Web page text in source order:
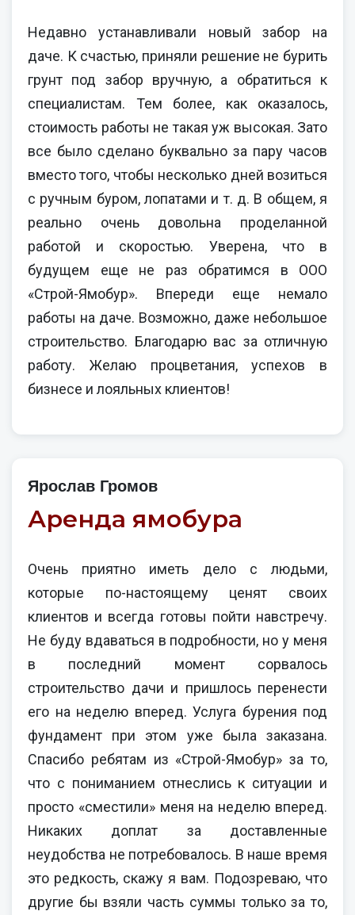
Недавно устанавливали новый забор на
даче. К счастью, приняли решение не бурить
грунт под забор вручную, а обратиться к
специалистам. Тем более, как оказалось,
стоимость работы не такая уж высокая. Зато
все было сделано буквально за пару часов
вместо того, чтобы несколько дней возиться
с ручным буром, лопатами и т. д. В общем, я
реально очень довольна проделанной
работой и скоростью. Уверена, что в
будущем еще не раз обратимся в ООО
«Строй-Ямобур». Впереди еще немало
работы на даче. Возможно, даже небольшое
строительство. Благодарю вас за отличную
работу. Желаю процветания, успехов в
бизнесе и лояльных клиентов!
Ярослав Громов
Аренда ямобура
Очень приятно иметь дело с людьми,
которые по-настоящему ценят своих
клиентов и всегда готовы пойти навстречу.
Не буду вдаваться в подробности, но у меня
в последний момент сорвалось
строительство дачи и пришлось перенести
его на неделю вперед. Услуга бурения под
фундамент при этом уже была заказана.
Спасибо ребятам из «Строй-Ямобур» за то,
что с пониманием отнеслись к ситуации и
просто «сместили» меня на неделю вперед.
Никаких доплат за доставленные
неудобства не потребовалось. В наше время
это редкость, скажу я вам. Подозреваю, что
другие бы взяли часть суммы только за то,